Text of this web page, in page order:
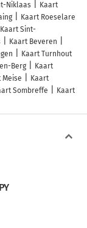
Niklaas
Kaart
Kaart Roeselare
Kaart Sint-
Kaart Beveren
Kaart Turnhout
Berg
Kaart
Meise
Kaart
Sombreffe
Kaart